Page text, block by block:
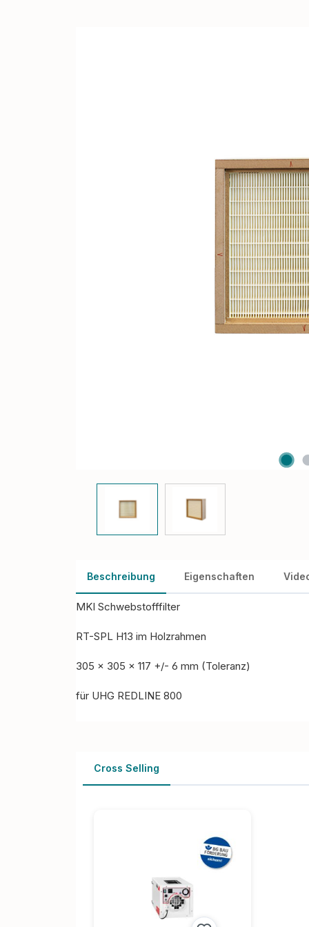
Beschreibung Eigenschaften
MKI Schwebstofffilter
RT-SPL H13 im Holzrahmen
305 x 305 x 117 +/- 6 mm (Toleranz)
für UHG REDLINE 800
Cross Selling